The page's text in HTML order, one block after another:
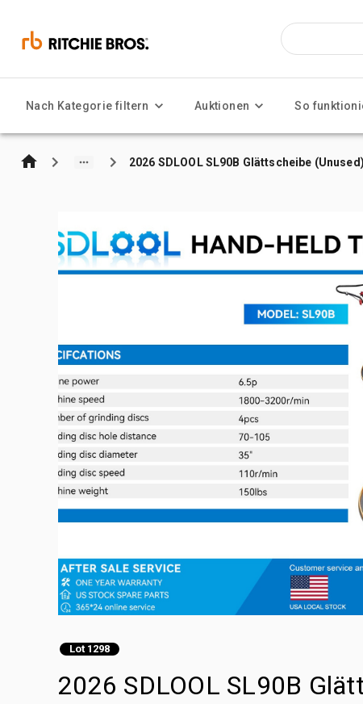
Nach Kategorie filtern Auktionen So
2026 SDLOOL SL90B Glättscheibe (Unused)
Lot 1298
2026 SDLOOL SL90B